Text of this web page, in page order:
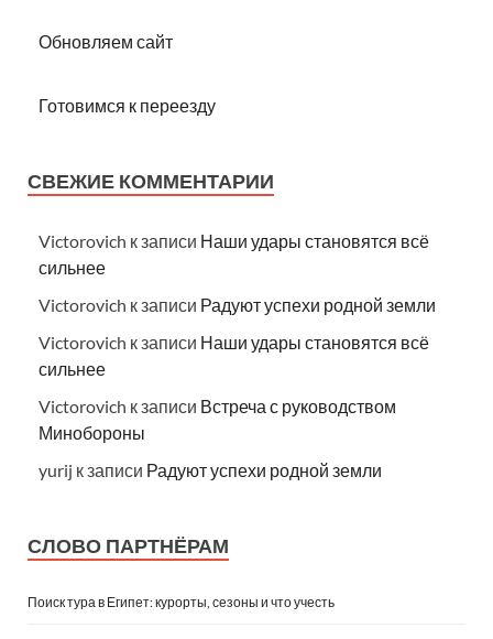
Обновляем сайт
Готовимся к переезду
СВЕЖИЕ КОММЕНТАРИИ
Victorovich к записи Наши удары становятся всё
сильнее
Victorovich к записи Радуют успехи родной земли
Victorovich к записи Наши удары становятся всё
сильнее
Victorovich к записи Встреча с руководством
Минобороны
yurij к записи Радуют успехи родной земли
СЛОВО ПАРТНЁРАМ
Поиск тура в Египет: курорты, сезоны и что учесть